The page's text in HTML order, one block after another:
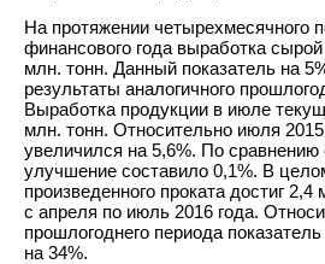
На протяжении четырехмесячного
финансового года выработка
млн. тонн. Данный показатель на
результаты аналогичного
Выработка продукции в июле
млн. тонн. Относительно июля 2015
увеличился на 5,6%. По сравнению
улучшение составило 0,1%. В
произведенного проката достиг 2,4
с апреля по июль 2016 года.
прошлогоднего периода
на 34%.